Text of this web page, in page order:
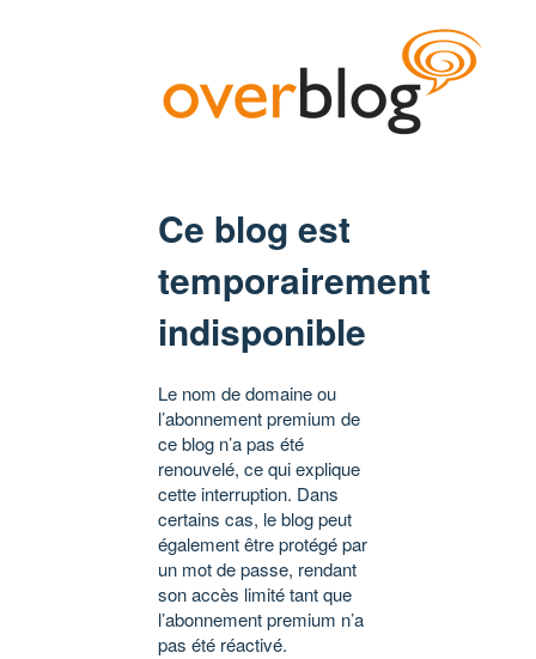
Ce blog est
temporairement
indisponible
Le nom de domaine ou
l’abonnement premium de
ce blog n’a pas été
renouvelé, ce qui explique
cette interruption. Dans
certains cas, le blog peut
également être protégé par
un mot de passe, rendant
son accès limité tant que
l’abonnement premium n’a
pas été réactivé.